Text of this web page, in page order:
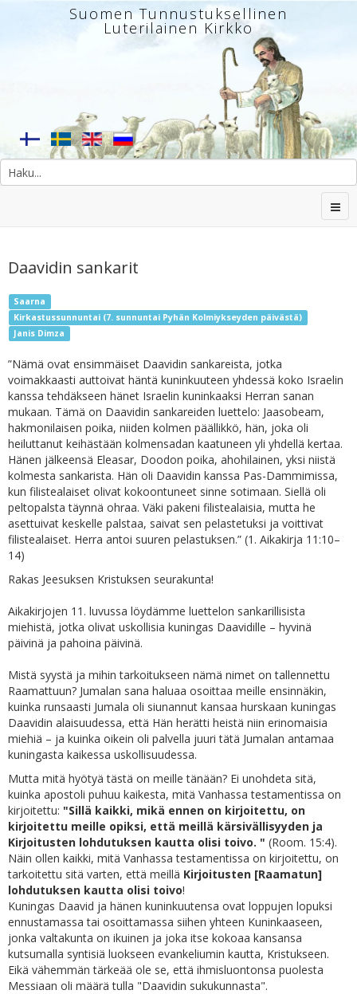
Suomen Tunnustuksellinen
Luterilainen Kirkko
Daavidin sankarit
Saarna
Kirkastussunnuntai (7. sunnuntai Pyhän Kolmiykseyden päivästä)
Janis Dimza
”Nämä ovat ensimmäiset Daavidin sankareista, jotka
voimakkaasti auttoivat häntä kuninkuuteen yhdessä koko Israelin
kanssa tehdäkseen hänet Israelin kuninkaaksi Herran sanan
mukaan. Tämä on Daavidin sankareiden luettelo: Jaasobeam,
hakmonilaisen poika, niiden kolmen päällikkö, hän, joka oli
heiluttanut keihästään kolmensadan kaatuneen yli yhdellä kertaa.
Hänen jälkeensä Eleasar, Doodon poika, ahohilainen, yksi niistä
kolmesta sankarista. Hän oli Daavidin kanssa Pas-Dammimissa,
kun filistealaiset olivat kokoontuneet sinne sotimaan. Siellä oli
peltopalsta täynnä ohraa. Väki pakeni filistealaisia, mutta he
asettuivat keskelle palstaa, saivat sen pelastetuksi ja voittivat
filistealaiset. Herra antoi suuren pelastuksen.” (1. Aikakirja 11:10–
14)
Rakas Jeesuksen Kristuksen seurakunta!
Aikakirjojen 11. luvussa löydämme luettelon sankarillisista
miehistä, jotka olivat uskollisia kuningas Daavidille – hyvinä
päivinä ja pahoina päivinä.
Mistä syystä ja mihin tarkoitukseen nämä nimet on tallennettu
Raamattuun? Jumalan sana haluaa osoittaa meille ensinnäkin,
kuinka runsaasti Jumala oli siunannut kansaa hurskaan kuningas
Daavidin alaisuudessa, että Hän herätti heistä niin erinomaisia
miehiä – ja kuinka oikein oli palvella juuri tätä Jumalan antamaa
kuningasta kaikessa uskollisuudessa.
Mutta mitä hyötyä tästä on meille tänään? Ei unohdeta sitä,
kuinka apostoli puhuu kaikesta, mitä Vanhassa testamentissa on
kirjoitettu: "Sillä kaikki, mikä ennen on kirjoitettu, on
kirjoitettu meille opiksi, että meillä kärsivällisyyden ja
Kirjoitusten lohdutuksen kautta olisi toivo. " (Room. 15:4).
Näin ollen kaikki, mitä Vanhassa testamentissa on kirjoitettu, on
tarkoitettu sitä varten, että meillä Kirjoitusten [Raamatun]
lohdutuksen kautta olisi toivo!
Kuningas Daavid ja hänen kuninkuutensa ovat loppujen lopuksi
ennustamassa tai osoittamassa siihen yhteen Kuninkaaseen,
jonka valtakunta on ikuinen ja joka itse kokoaa kansansa
kutsumalla syntisiä luokseen evankeliumin kautta, Kristukseen.
Eikä vähemmän tärkeää ole se, että ihmisluontonsa puolesta
Messiaan oli määrä tulla "Daavidin sukukunnasta".